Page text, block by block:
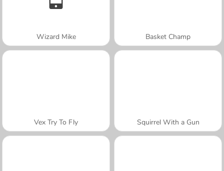
Wizard Mike Basket Champ
Vex Try To Fly Squirrel With a Gun